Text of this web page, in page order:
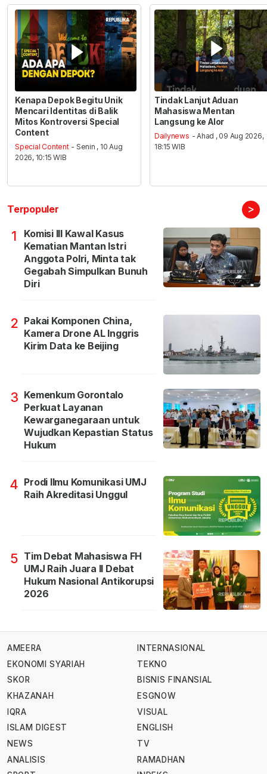
Kenapa Depok Begitu Unik
Mencari Identitas di Balik
Mitos Kontroversi Special
Content
Special Content - Senin , 10 Aug
2026, 10:15 WIB
Tindak Lanjut Aduan
Mahasiswa Mentan
Langsung ke Alor
Dailynews - Ahad , 09 Aug 2026,
18:15 WIB
Terpopuler >
1
Komisi III Kawal Kasus
Kematian Mantan Istri
Anggota Polri, Minta tak
Gegabah Simpulkan Bunuh
Diri
2 Pakai Komponen China,
Kamera Drone AL Inggris
Kirim Data ke Beijing
3 Kemenkum Gorontalo
Perkuat Layanan
Kewarganegaraan untuk
Wujudkan Kepastian Status
Hukum
4 Prodi Ilmu Komunikasi UMJ
Raih Akreditasi Unggul
5 Tim Debat Mahasiswa FH
UMJ Raih Juara II Debat
Hukum Nasional Antikorupsi
2026
AMEERA
EKONOMI SYARIAH
SKOR
KHAZANAH
IQRA
ISLAM DIGEST
NEWS
ANALISIS
INTERNASIONAL
TEKNO
BISNIS FINANSIAL
ESGNOW
VISUAL
ENGLISH
TV
RAMADHAN